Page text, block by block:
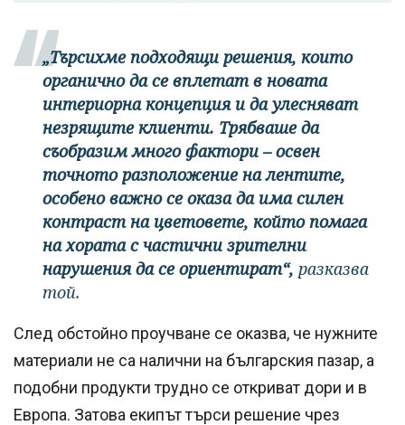
„Търсихме подходящи решения, които
органично да се вплетат в новата
интериорна концепция и да улесняват
незрящите клиенти. Трябваше да
съобразим много фактори – освен
точното разположение на лентите,
особено важно се оказа да има силен
контраст на цветовете, който помага
на хората с частични зрителни
нарушения да се ориентират“, разказва
той.
След обстойно проучване се оказва, че нужните
материали не са налични на българския пазар, а
подобни продукти трудно се откриват дори и в
Европа. Затова екипът търси решение чрез